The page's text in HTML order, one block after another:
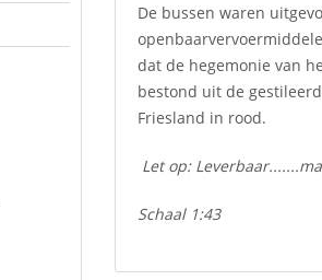
De bussen waren
dat de hegemonie van
bestond uit de
Friesland in rood.
Let op:
Schaal 1:43